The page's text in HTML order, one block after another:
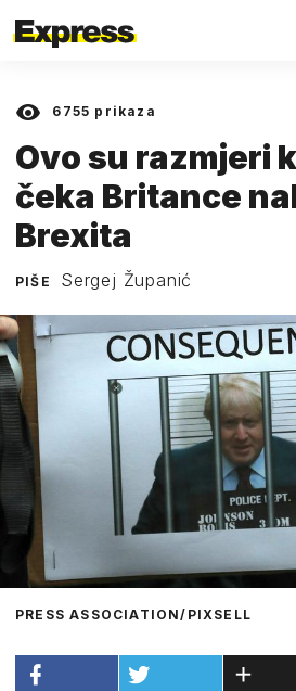
6755 prikaza
Ovo su razmjeri
čeka Britance
Brexita
PIŠE Sergej Županić
PRESS ASSOCIATION/PIXSELL